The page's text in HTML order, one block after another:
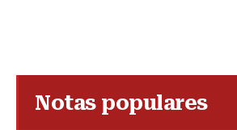
Notas populares